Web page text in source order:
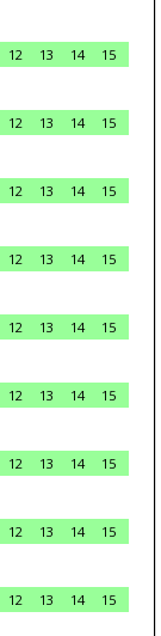
12 13 14
15
12 13 14
15
12 13 14
15
12 13 14
15
12 13 14
15
12 13 14
15
12 13 14
15
12 13 14
15
12 13 14
15